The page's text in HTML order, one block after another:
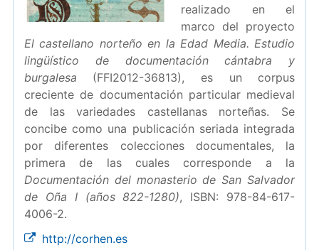
realizado en el
marco del proyecto
El castellano norteño en la Edad Media. Estudio
lingüístico de documentación cántabra y
burgalesa (FFI2012-36813), es un corpus
creciente de documentación particular medieval
de las variedades castellanas norteñas. Se
concibe como una publicación seriada integrada
por diferentes colecciones documentales, la
primera de las cuales corresponde a la
Documentación del monasterio de San Salvador
de Oña I (años 822-1280), ISBN: 978-84-617-
4006-2.
http://corhen.es